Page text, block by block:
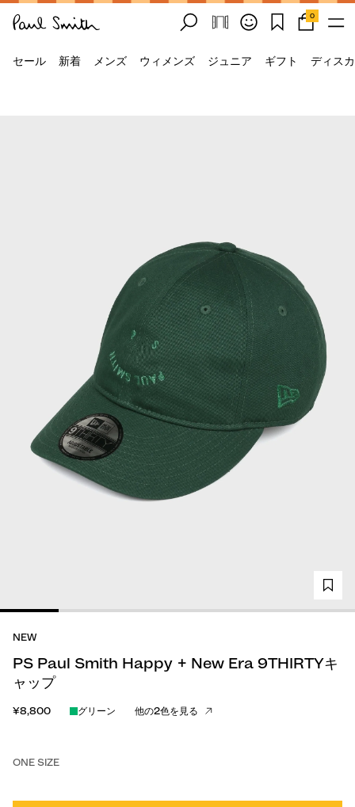
0
セール 新着 メンズ ウィメンズ ジュニア ギフト ディス
NEW
PS Paul Smith Happy + New Era 9THIRTYキ
ャップ
¥8,800 グリーン 他の2色を見る
ONE SIZE